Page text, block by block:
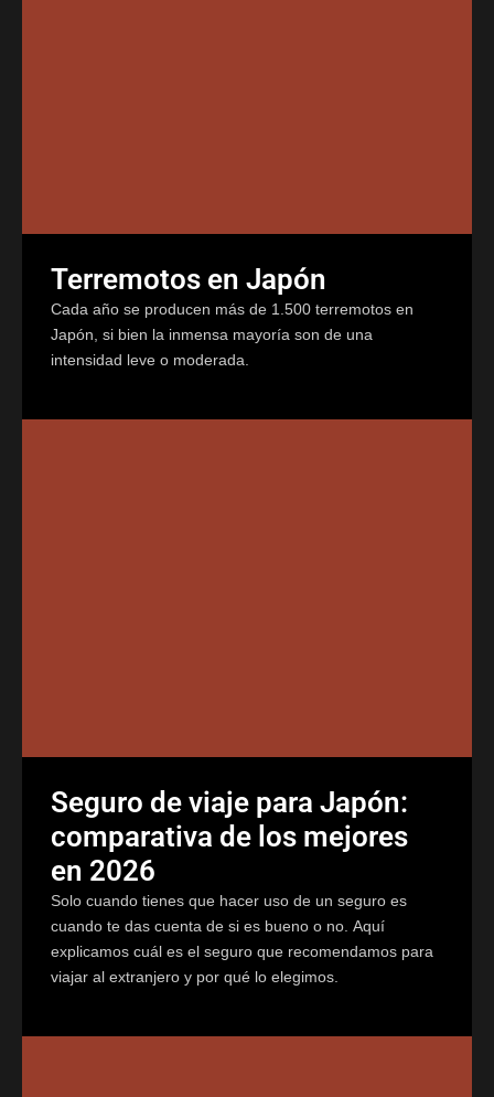
Terremotos en Japón
Cada año se producen más de 1.500 terremotos en
Japón, si bien la inmensa mayoría son de una
intensidad leve o moderada.
Seguro de viaje para Japón:
comparativa de los mejores
en 2026
Solo cuando tienes que hacer uso de un seguro es
cuando te das cuenta de si es bueno o no. Aquí
explicamos cuál es el seguro que recomendamos para
viajar al extranjero y por qué lo elegimos.